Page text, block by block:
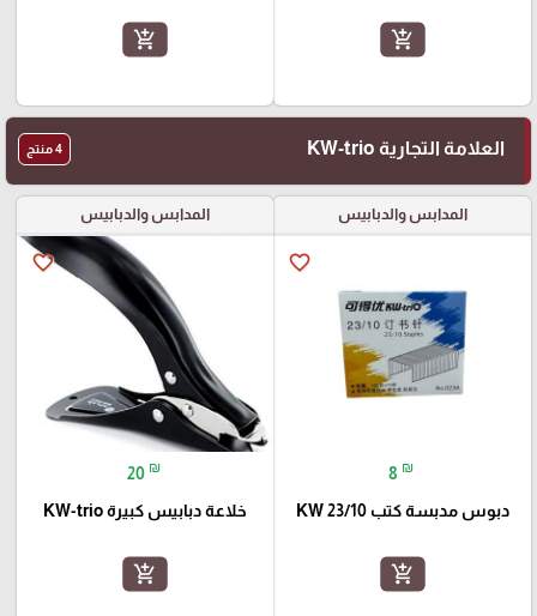
add_shopping_cart
add_shopping_cart
العلامة التجارية KW-trio 4 منتج
المدابس والدبابيس
favorite_border
8 ₪
دبوس مدبسة كتب 23/10 KW
add_shopping_cart
المدابس والدبابيس
favorite_border
20 ₪
خلاعة دبابيس كبيرة KW-trio
add_shopping_cart